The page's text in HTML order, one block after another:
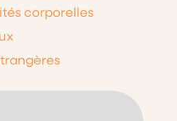
corporelles